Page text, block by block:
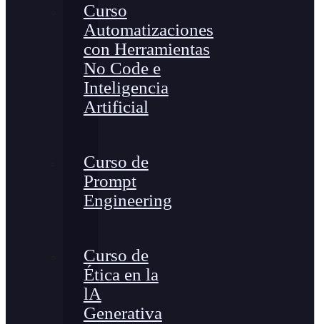
Curso
Automatizaciones
con Herramientas
No Code e
Inteligencia
Artificial
Curso de
Prompt
Engineering
Curso de
Ética en la
lA
Generativa